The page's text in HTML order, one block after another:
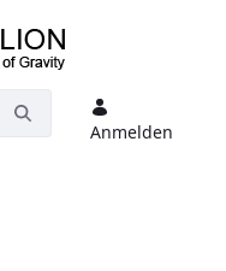
Anmelden